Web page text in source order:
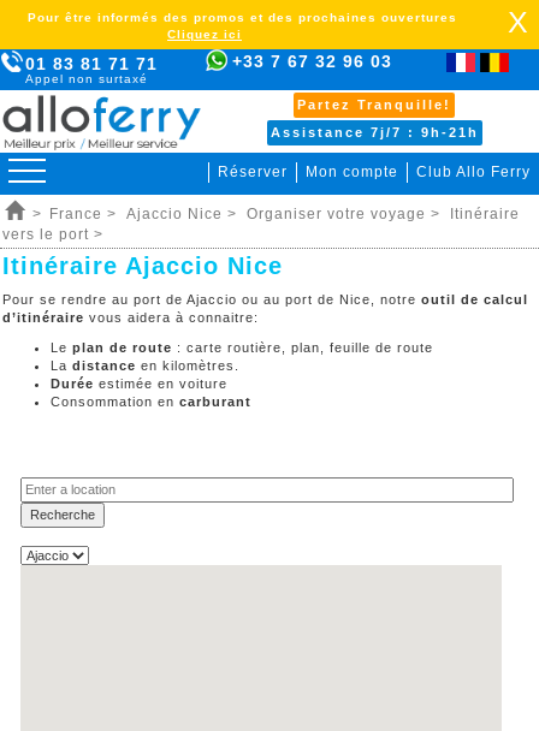
01 83 81 71 71
Appel non surtaxé
+33 7 67 32 96 03
Partez Tranquille!
Assistance 7j/7 : 9h-21h
Réserver Mon compte Club Allo Ferry
Pour être informés des promos et des prochaines ouvertures
Cliquez ici
X
> France > Ajaccio Nice > Organiser votre voyage >
Itinéraire
vers le port >
Itinéraire Ajaccio Nice
Pour se rendre au port de Ajaccio ou au port de Nice, notre outil de calcul
d’itinéraire vous aidera à connaitre:
Le plan de route : carte routière, plan, feuille de route
La distance en kilomètres.
Durée estimée en voiture
Consommation en carburant